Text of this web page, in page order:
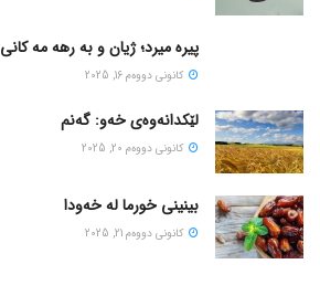
پیره میرد؛ ژیان و به رهه مه کانی
كانونی دووه‌م 16, 2025
لێکدانەوەی خەو: گەنم
كانونی دووه‌م 20, 2025
بینینی خورما لە خەودا
كانونی دووه‌م 21, 2025